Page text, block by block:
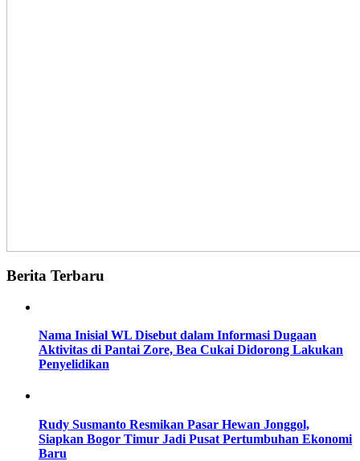
Berita Terbaru
Nama Inisial WL Disebut dalam Informasi Dugaan
Aktivitas di Pantai Zore, Bea Cukai Didorong Lakukan
Penyelidikan
Rudy Susmanto Resmikan Pasar Hewan Jonggol,
Siapkan Bogor Timur Jadi Pusat Pertumbuhan Ekonomi
Baru